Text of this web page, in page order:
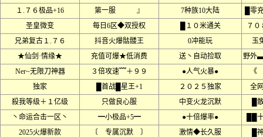
１.７６极品+16
第一服 』 7种族10大陆
█零
圣皇微变
每日6区◆双授权 █１０米通关
７０
兄弟复古１.７６
抖音火爆骷髅王 0冲能玩
玉
★仙剑·情缘★
充值可爆★低消费 送丶自动捡取
野外
Ner~无限刀神器
３倍攻速﹌＋９９ ●人气火暴●
独家
█首战█星王+1 ２０２５独家
全
殺我等级＋１亿级
只做良心服 中变火龙沉默
█
丶命运合击一区丶
━小极品+5━ ●十倍爆率●
██
2025火爆新款
〔 专属沉默 〕 激情◆长久服
█